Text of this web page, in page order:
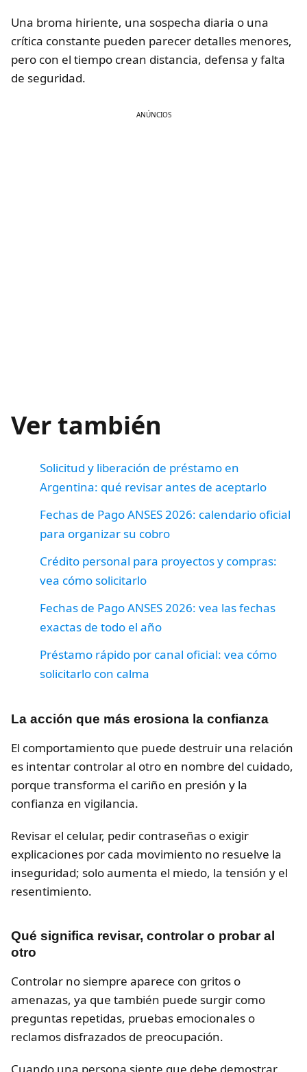
Una broma hiriente, una sospecha diaria o una
crítica constante pueden parecer detalles menores,
pero con el tiempo crean distancia, defensa y falta
de seguridad.
ANÚNCIOS
Ver también
Solicitud y liberación de préstamo en
Argentina: qué revisar antes de aceptarlo
Fechas de Pago ANSES 2026: calendario oficial
para organizar su cobro
Crédito personal para proyectos y compras:
vea cómo solicitarlo
Fechas de Pago ANSES 2026: vea las fechas
exactas de todo el año
Préstamo rápido por canal oficial: vea cómo
solicitarlo con calma
La acción que más erosiona la confianza
El comportamiento que puede destruir una relación
es intentar controlar al otro en nombre del cuidado,
porque transforma el cariño en presión y la
confianza en vigilancia.
Revisar el celular, pedir contraseñas o exigir
explicaciones por cada movimiento no resuelve la
inseguridad; solo aumenta el miedo, la tensión y el
resentimiento.
Qué significa revisar, controlar o probar al
otro
Controlar no siempre aparece con gritos o
amenazas, ya que también puede surgir como
preguntas repetidas, pruebas emocionales o
reclamos disfrazados de preocupación.